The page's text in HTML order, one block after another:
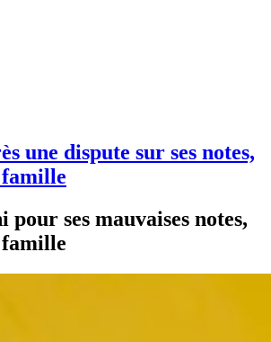
une dispute sur ses notes,
famille
pour ses mauvaises notes,
famille